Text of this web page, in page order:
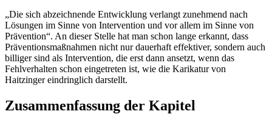
„Die sich abzeichnende Entwicklung verlangt zunehmend nach
Lösungen im Sinne von Intervention und vor allem im Sinne von
Prävention“. An dieser Stelle hat man schon lange erkannt, dass
Präventionsmaßnahmen nicht nur dauerhaft effektiver, sondern auch
billiger sind als Intervention, die erst dann ansetzt, wenn das
Fehlverhalten schon eingetreten ist, wie die Karikatur von
Haitzinger eindringlich darstellt.
Zusammenfassung der Kapitel